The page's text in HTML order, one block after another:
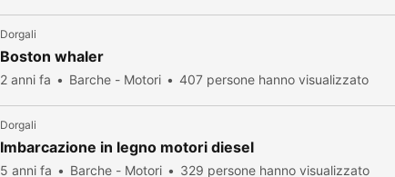
Dorgali
Boston whaler
2 anni fa Barche - Motori 407 persone hanno visualizzato
Dorgali
Imbarcazione in legno motori diesel
5 anni fa Barche - Motori 329 persone hanno visualizzato